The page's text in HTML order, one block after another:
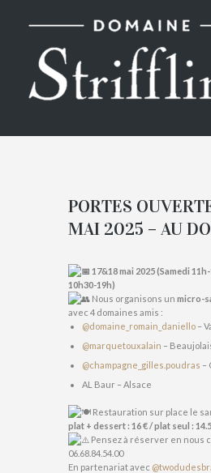
PORTES
MAI 2025 – AU
17&18 mai 2025 (Samedi
10h30-19h)
Nous organisons un micro-
avec 4 domaines amis :
@domaine_romain_daniello–
@marquetouxalain –
@champagne_gilles.poudras –
AL Baur – Alsace
Restauration sur place le
plat + dessert : 16 € / plat seul :
Pensez à réserver en nous
06.68.84.54.00
En partenariat avec